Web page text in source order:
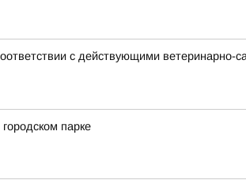
с действующими
парке